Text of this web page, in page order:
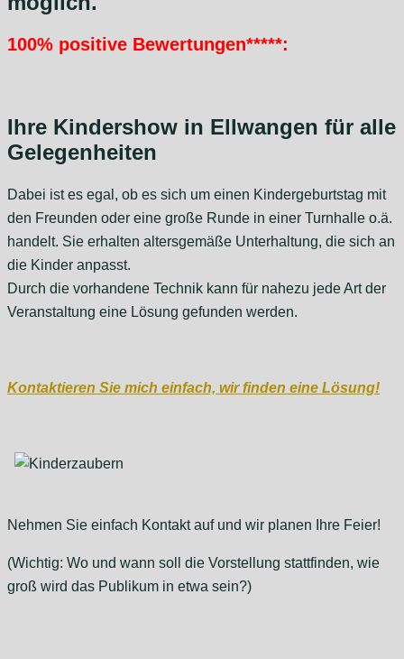
100% positive Bewertungen*****:
Ihre Kindershow in Ellwangen für alle
Gelegenheiten
Dabei ist es egal, ob es sich um einen Kindergeburtstag mit
den Freunden oder eine große Runde in einer Turnhalle o.ä.
handelt. Sie erhalten altersgemäße Unterhaltung, die sich an
die Kinder anpasst.
Durch die vorhandene Technik kann für nahezu jede Art der
Veranstaltung eine Lösung gefunden werden.
Kontaktieren Sie mich einfach, wir finden eine Lösung!
Nehmen Sie einfach Kontakt auf und wir planen Ihre Feier!
(Wichtig: Wo und wann soll die Vorstellung stattfinden, wie
groß wird das Publikum in etwa sein?)